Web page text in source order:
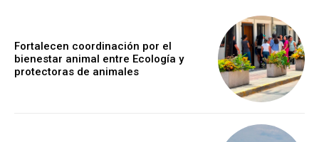
Fortalecen coordinación por el
bienestar animal entre Ecología y
protectoras de animales